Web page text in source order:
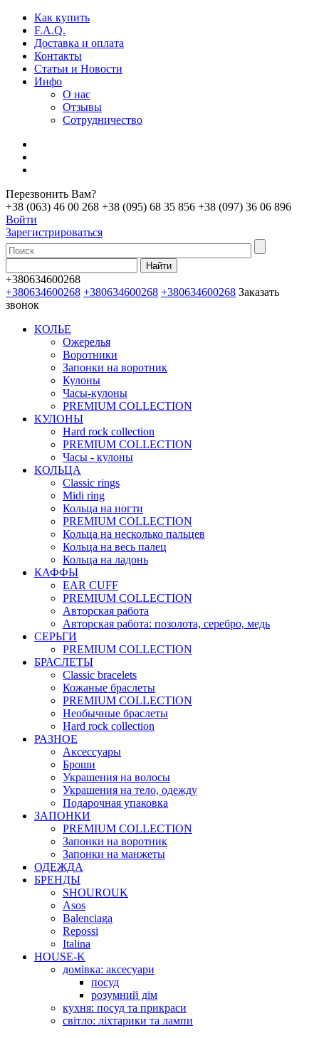
Как купить
F.A.Q.
Доставка и оплата
Контакты
Статьи и Новости
Инфо
О нас
Отзывы
Сотрудничество
Перезвонить Вам?
+38 (063) 46 00 268 +38 (095) 68 35 856 +38 (097) 36 06 896
Войти
Зарегистрироваться
+380634600268
+380634600268 +380634600268 +380634600268 Заказать
звонок
КОЛЬЕ
Ожерелья
Воротники
Запонки на воротник
Кулоны
Часы-кулоны
PREMIUM COLLECTION
КУЛОНЫ
Hard rock collection
PREMIUM COLLECTION
Часы - кулоны
КОЛЬЦА
Classic rings
Midi ring
Кольца на ногти
PREMIUM COLLECTION
Кольца на несколько пальцев
Кольца на весь палец
Кольца на ладонь
КАФФЫ
EAR CUFF
PREMIUM COLLECTION
Авторская работа
Авторская работа: позолота, серебро, медь
СЕРЬГИ
PREMIUM COLLECTION
БРАСЛЕТЫ
Classic bracelets
Кожаные браслеты
PREMIUM COLLECTION
Необычные браслеты
Hard rock collection
РАЗНОЕ
Аксессуары
Броши
Украшения на волосы
Украшения на тело, одежду
Подарочная упаковка
ЗАПОНКИ
PREMIUM COLLECTION
Запонки на воротник
Запонки на манжеты
ОДЕЖДА
БРЕНДЫ
SHOUROUK
Asos
Balenciaga
Repossi
Italina
HOUSE-K
домівка: аксесуари
посуд
розумний дім
кухня: посуд та прикраси
світло: ліхтарики та лампи